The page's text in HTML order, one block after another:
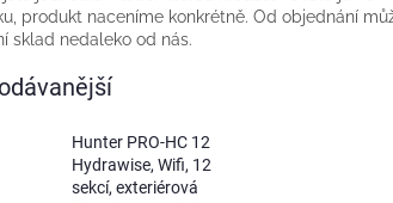
produkt naceníme konkrétně. Od objednání
sklad nedaleko od nás.
Hunter PRO-HC 12
Hydrawise, Wifi, 12
sekcí, exteriérová